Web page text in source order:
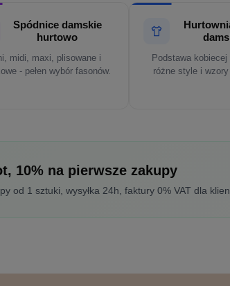
Spódnice damskie
hurtowo
midi, maxi, plisowane i
- pełen wybór fasonów.
Podstawa kobiecej
różne style i
10% na pierwsze zakupy
od 1 sztuki, wysyłka 24h, faktury 0% VAT dla